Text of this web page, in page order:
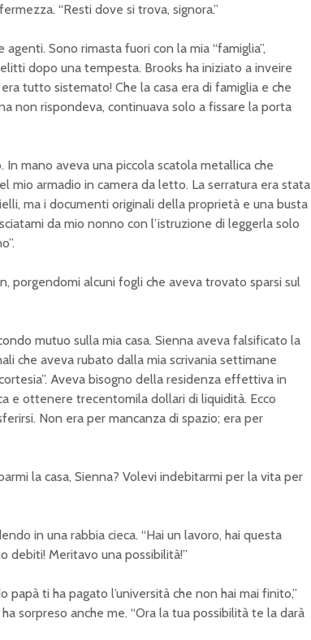
“Resti dove si trova, signora.”
Sono rimasta fuori con la mia “famiglia”,
dopo una tempesta. Brooks ha iniziato a inveire
tutto sistemato! Che la casa era di famiglia e che
non rispondeva, continuava solo a fissare la porta
In mano aveva una piccola scatola metallica che
armadio in camera da letto. La serratura era stata
ma i documenti originali della proprietà e una busta
da mio nonno con l’istruzione di leggerla solo
porgendomi alcuni fogli che aveva trovato sparsi sul
mutuo sulla mia casa. Sienna aveva falsificato la
che aveva rubato dalla mia scrivania settimane
Aveva bisogno della residenza effettiva in
e ottenere trecentomila dollari di liquidità. Ecco
Non era per mancanza di spazio; era per
la casa, Sienna? Volevi indebitarmi per la vita per
in una rabbia cieca. “Hai un lavoro, hai questa
debiti! Meritavo una possibilità!”
papà ti ha pagato l’università che non hai mai finito,”
sorpreso anche me. “Ora la tua possibilità te la darà